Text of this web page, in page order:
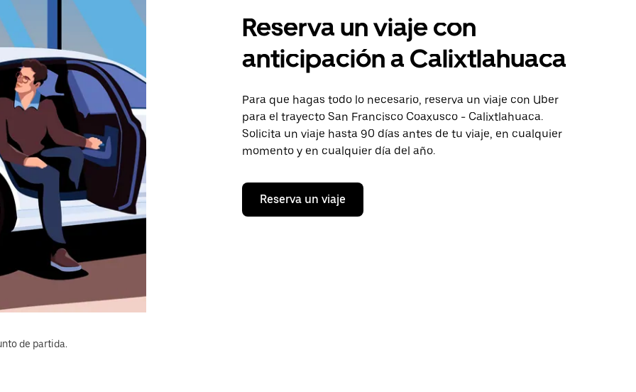
Reserva un viaje con
anticipación a Calixtlahuaca
Para que hagas todo lo necesario, reserva un viaje con Uber
para el trayecto San Francisco Coaxusco - Calixtlahuaca.
Solicita un viaje hasta 90 días antes de tu viaje, en cualquier
momento y en cualquier día del año.
Reserva un viaje
de partida.